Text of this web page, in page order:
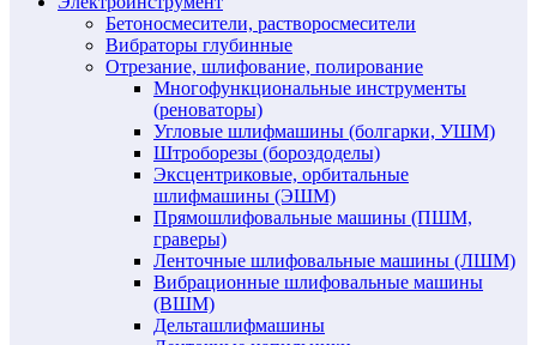
Бетоносмесители, растворосмесители
Вибраторы глубинные
Отрезание, шлифование, полирование
Многофункциональные инструменты
(реноваторы)
Угловые шлифмашины (болгарки, УШМ)
Штроборезы (бороздоделы)
Эксцентриковые, орбитальные
шлифмашины (ЭШМ)
Прямошлифовальные машины (ПШМ,
граверы)
Ленточные шлифовальные машины (ЛШМ)
Вибрационные шлифовальные машины
(ВШМ)
Дельташлифмашины